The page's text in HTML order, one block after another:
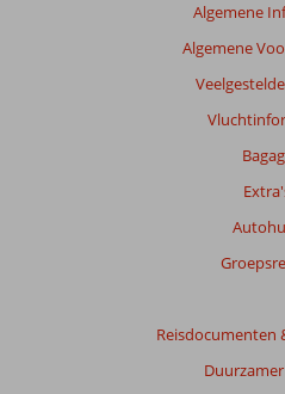
Algemene
Algemene
Reisdocumenten